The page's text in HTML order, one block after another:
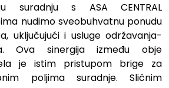
suradnju s ASA CENTRAL
nudimo sveobuhvatnu ponudu
uključujući i usluge održavanja-
Ova sinergija između obje
je istim pristupom brige za
poljima suradnje. Sličnim